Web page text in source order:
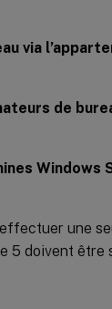
via
de
Windows
une
5 doivent être